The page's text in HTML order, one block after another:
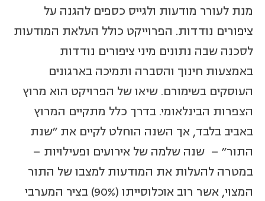
מנת לעורר מודעות ולגייס כספים להגנה על
ציפורים נודדות. הפרוייקט כולל העלאת המודעות
לסכנה שבה נתונים מיני ציפורים נודדות
באמצעות חינוך והסברה ותמיכה בארגונים
העוסקים בשימורם. שיאו של הפרויקט הוא מרוץ
הצפרות הבינלאומי. בדרך כלל מתקיים המרוץ
באביב בלבד, אך השנה הוחלט לקיים את "שנת
התור" – שנה שלמה של אירועים ופעילויות –
במטרה להעלות את המודעות למצבו של התור
המצוי, אשר רוב אוכלוסייתו (90%) בציר המערבי